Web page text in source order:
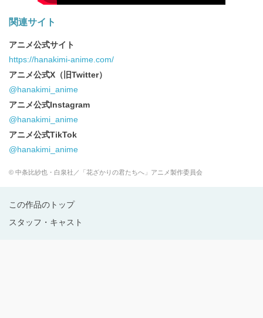
この作品のトップ
スタッフ・キャスト
関連サイト
アニメ公式サイト
https://hanakimi-anime.com/
アニメ公式X（旧Twitter）
@hanakimi_anime
アニメ公式Instagram
@hanakimi_anime
アニメ公式TikTok
@hanakimi_anime
© 中条比紗也・白泉社／「花ざかりの君たちへ」アニメ製作委員会